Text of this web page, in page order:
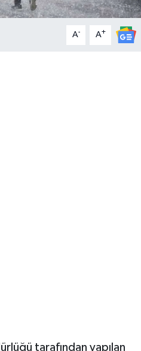
A- A+
tarafından yapılan